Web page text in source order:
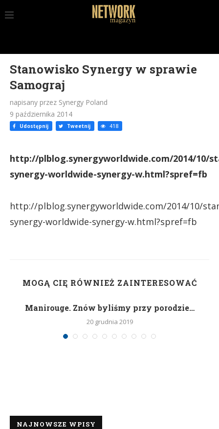
Stanowisko Synergy w sprawie
Samograj
napisany przez Synergy Poland
9 października 2014
Udostępnij Tweetnij 418
http://plblog.synergyworldwide.com/2014/10/
synergy-worldwide-synergy-w.html?spref=fb
http://plblog.synergyworldwide.com/2014/10/
synergy-worldwide-synergy-w.html?spref=fb
MOGĄ CIĘ RÓWNIEŻ ZAINTERESOWAĆ
Manirouge. Znów byliśmy przy porodzie…
20 grudnia 2019
NAJNOWSZE WPISY